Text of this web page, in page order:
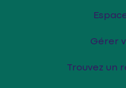
Gérer
Trouvez un